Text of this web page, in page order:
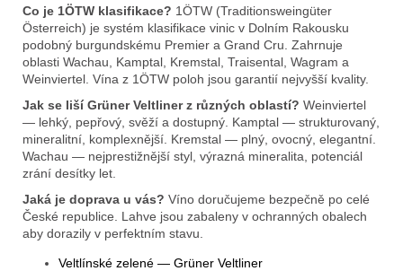
Co je 1ÖTW klasifikace? 1ÖTW (Traditionsweingüter
Österreich) je systém klasifikace vinic v Dolním Rakousku
podobný burgundskému Premier a Grand Cru. Zahrnuje
oblasti Wachau, Kamptal, Kremstal, Traisental, Wagram a
Weinviertel. Vína z 1ÖTW poloh jsou garantií nejvyšší kvality.
Jak se liší Grüner Veltliner z různých oblastí? Weinviertel
— lehký, pepřový, svěží a dostupný. Kamptal — strukturovaný,
mineralitní, komplexnější. Kremstal — plný, ovocný, elegantní.
Wachau — nejprestižnější styl, výrazná mineralita, potenciál
zrání desítky let.
Jaká je doprava u vás? Víno doručujeme bezpečně po celé
České republice. Lahve jsou zabaleny v ochranných obalech
aby dorazily v perfektním stavu.
Veltlínské zelené — Grüner Veltliner